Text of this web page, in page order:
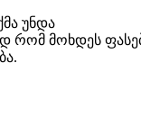
უნდა
რომ მოხდეს